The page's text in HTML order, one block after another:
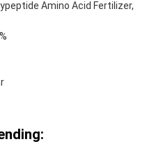
Amino Acid Fertilizer,